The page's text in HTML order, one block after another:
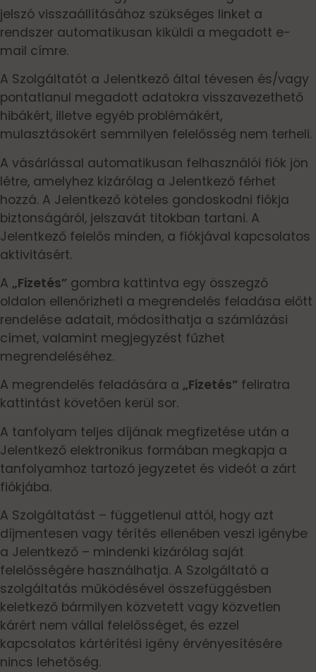
jelszó visszaállításához szükséges linket a
rendszer automatikusan kiküldi a megadott e-
mail címre.
A Szolgáltatót a Jelentkező által tévesen és/vagy
pontatlanul megadott adatokra visszavezethető
hibákért, illetve egyéb problémákért,
mulasztásokért semmilyen felelősség nem terheli.
A vásárlással automatikusan felhasználói fiók jön
létre, amelyhez kizárólag a Jelentkező férhet
hozzá. A Jelentkező köteles gondoskodni fiókja
biztonságáról, jelszavát titokban tartani. A
Jelentkező felelős minden, a fiókjával kapcsolatos
aktivitásért.
A „Fizetés” gombra kattintva egy összegző
oldalon ellenőrizheti a megrendelés feladása előtt
rendelése adatait, módosíthatja a számlázási
címet, valamint megjegyzést fűzhet
megrendeléséhez.
A megrendelés feladására a „Fizetés” feliratra
kattintást követően kerül sor.
A tanfolyam teljes díjának megfizetése után a
Jelentkező elektronikus formában megkapja a
tanfolyamhoz tartozó jegyzetet és videót a zárt
fiókjába.
A Szolgáltatást – függetlenul attól, hogy azt
díjmentesen vagy térítés ellenében veszi igénybe
a Jelentkező – mindenki kizárólag saját
felelősségére használhatja. A Szolgáltató a
szolgáltatás működésével összefüggésben
keletkező bármilyen közvetett vagy közvetlen
kárért nem vállal felelősséget, és ezzel
kapcsolatos kártérítési igény érvényesítésére
nincs lehetőség.